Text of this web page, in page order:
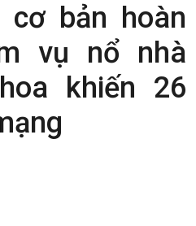
cơ bản hoàn
vụ nổ nhà
khiến 26